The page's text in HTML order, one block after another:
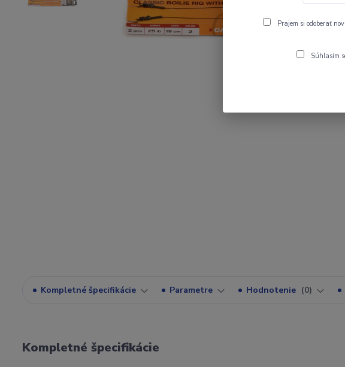
Kompletné špecifikácie Parametre Hodnotenie 0
Kompletné špecifikácie
Prajem si odoberať
Súhlasím